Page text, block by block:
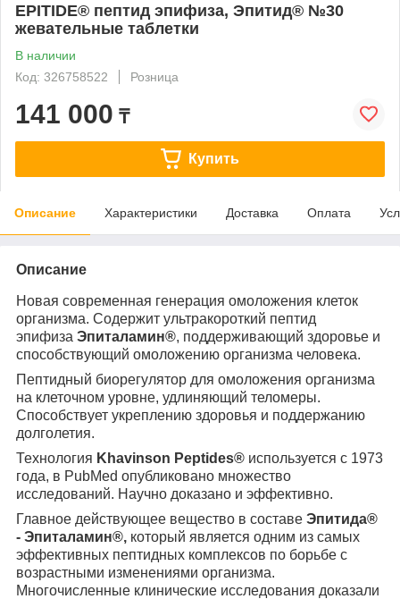
EPITIDE® пептид эпифиза, Эпитид® №30
жевательные таблетки
В наличии
Код: 326758522
Розница
141 000 ₸
Купить
Описание Характеристики Доставка Оплата
Описание
Новая современная генерация омоложения клеток
организма. Содержит ультракороткий пептид
эпифиза Эпиталамин®, поддерживающий здоровье и
способствующий омоложению организма человека.
Пептидный биорегулятор для омоложения организма
на клеточном уровне, удлиняющий теломеры.
Способствует укреплению здоровья и поддержанию
долголетия.
Технология Khavinson Peptides® используется с 1973
года, в PubMed опубликовано множество
исследований. Научно доказано и эффективно.
Главное действующее вещество в составе Эпитида®
- Эпиталамин®, который является одним из самых
эффективных пептидных комплексов по борьбе с
возрастными изменениями организма.
Многочисленные клинические исследования доказали